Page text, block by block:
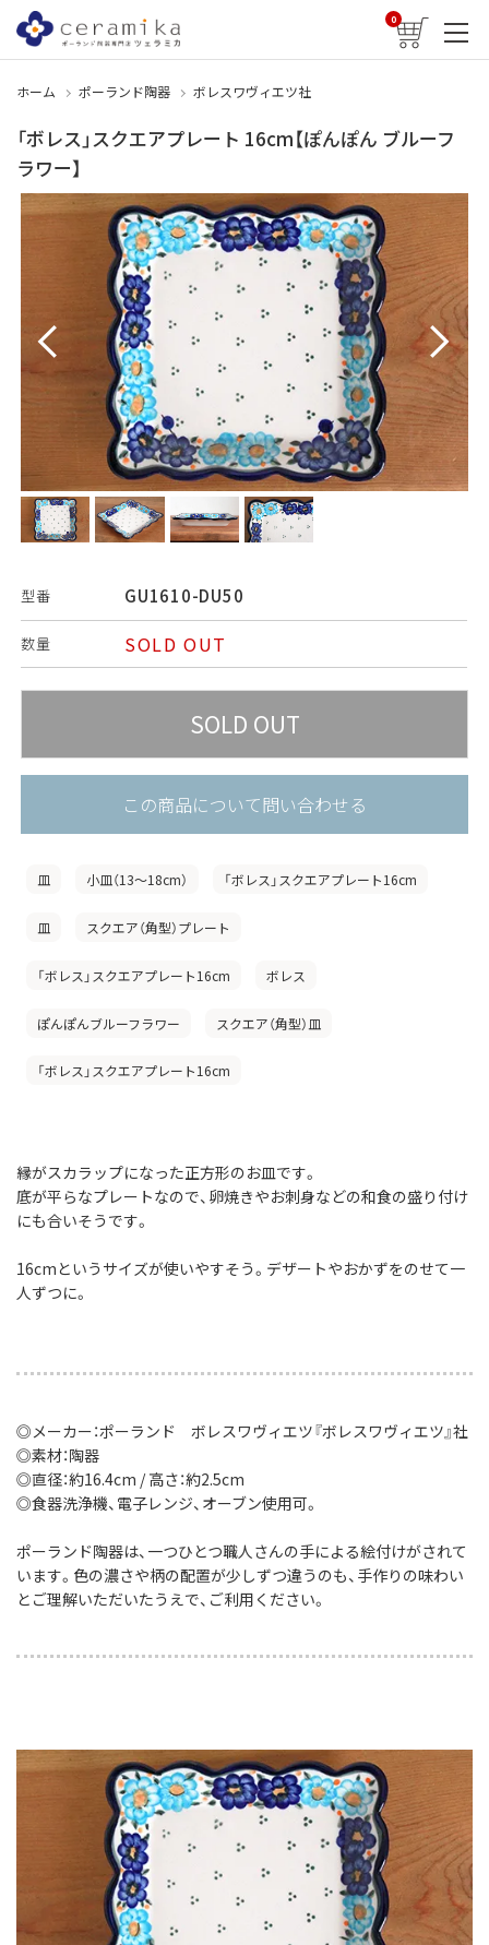
0
ホーム ポーランド陶器 ボレスワヴィエツ社
「ボレス」スクエアプレート 16cm【ぽんぽん ブルーフ
ラワー】
型番 GU1610-DU50
数量 SOLD OUT
この商品について問い合わせる
皿 小皿（13〜18cm） 「ボレス」スクエアプレート16cm
皿 スクエア（角型）プレート
「ボレス」スクエアプレート16cm ボレス
ぽんぽんブルーフラワー スクエア（角型）皿
「ボレス」スクエアプレート16cm
縁がスカラップになった正方形のお皿です。
底が平らなプレートなので、卵焼きやお刺身などの和食の盛り付け
にも合いそうです。
16cmというサイズが使いやすそう。デザートやおかずをのせて一
人ずつに。
◎メーカー：ポーランド ボレスワヴィエツ『ボレスワヴィエツ』社
◎素材：陶器
◎直径：約16.4cm / 高さ：約2.5cm
◎食器洗浄機、電子レンジ、オーブン使用可。
ポーランド陶器は、一つひとつ職人さんの手による絵付けがされて
います。色の濃さや柄の配置が少しずつ違うのも、手作りの味わい
とご理解いただいたうえで、ご利用ください。